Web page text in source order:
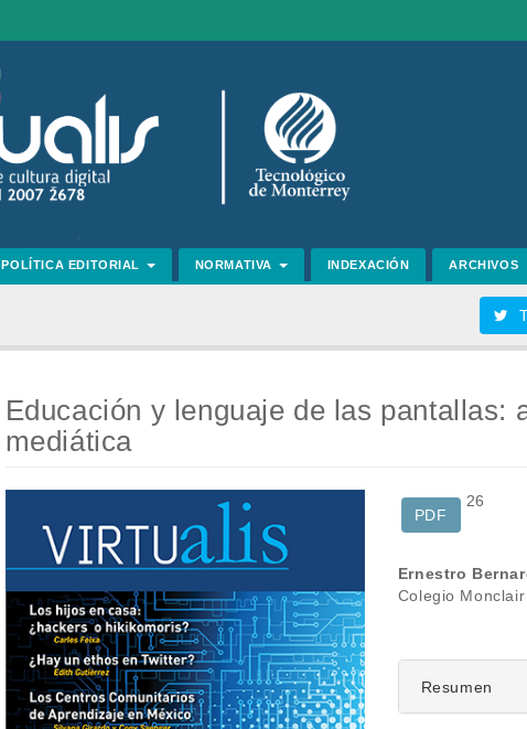
POLÍTICA EDITORIAL NORMATIVA INDEXACIÓN ARCHIVOS
Educación y lenguaje de las pantallas:
mediática
lateral
del
artículo
26
PDF
principal
del
artículo
Ernestro
Colegio Monclair
Resumen